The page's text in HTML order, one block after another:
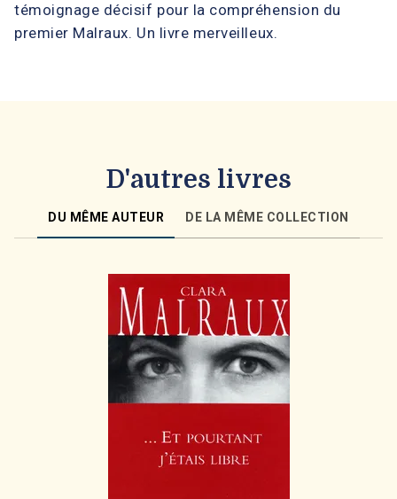
témoignage décisif pour la compréhension du
premier Malraux. Un livre merveilleux.
D'autres livres
DU MÊME AUTEUR DE LA MÊME COLLECTION